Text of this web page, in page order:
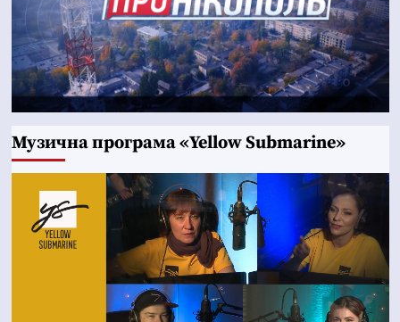
Музична програма «Yellow Submarine»